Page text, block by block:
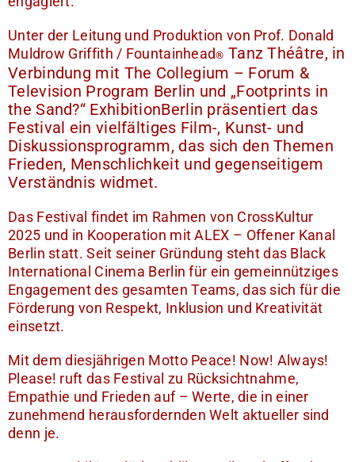
Unter der Leitung und Produktion von Prof. Donald
Muldrow Griffith / Fountainhead® Tanz Théâtre, in
Verbindung mit The Collegium – Forum &
Television Program Berlin und „Footprints in
the Sand?“ ExhibitionBerlin präsentiert das
Festival ein vielfältiges Film-, Kunst- und
Diskussionsprogramm, das sich den Themen
Frieden, Menschlichkeit und gegenseitigem
Verständnis widmet.
Das Festival findet im Rahmen von CrossKultur
2025 und in Kooperation mit ALEX – Offener Kanal
Berlin statt. Seit seiner Gründung steht das Black
International Cinema Berlin für ein gemeinnütziges
Engagement des gesamten Teams, das sich für die
Förderung von Respekt, Inklusion und Kreativität
einsetzt.
Mit dem diesjährigen Motto Peace! Now! Always!
Please! ruft das Festival zu Rücksichtnahme,
Empathie und Frieden auf – Werte, die in einer
zunehmend herausfordernden Welt aktueller sind
denn je.